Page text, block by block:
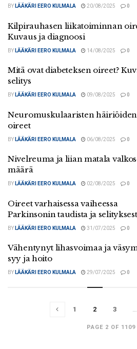
BY LÄÄKÄRI EERO KULMALA 20/08/2025 0
Kilpirauhasen liikatoiminnan
Kuvaus ja diagnoosi
BY LÄÄKÄRI EERO KULMALA 14/08/2025 0
Mitä ovat diabeteksen oireet?
selitys
BY LÄÄKÄRI EERO KULMALA 09/08/2025 0
Neuromuskulaaristen
oireet
BY LÄÄKÄRI EERO KULMALA 06/08/2025 0
Nivelreuma ja liian matala
määrä
BY LÄÄKÄRI EERO KULMALA 02/08/2025 0
Oireet varhaisessa vaiheessa
Parkinsonin taudista ja
BY LÄÄKÄRI EERO KULMALA 31/07/2025 0
Vähentynyt lihasvoimaa ja
syy ja hoito
BY LÄÄKÄRI EERO KULMALA 29/07/2025 0
PAGE 2 OF 1109
1 2 3